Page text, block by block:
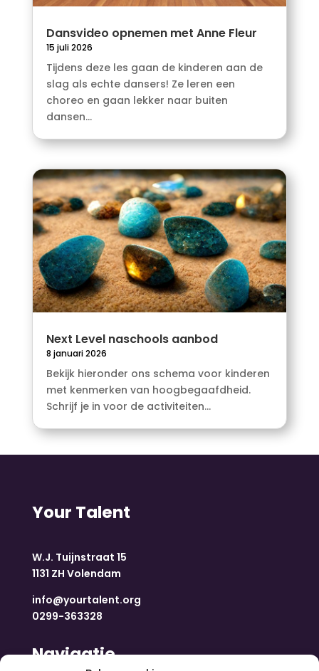
Dansvideo opnemen met Anne Fleur
15 juli 2026
Tijdens deze les gaan de kinderen aan de
slag als echte dansers! Ze leren een
choreo en gaan lekker naar buiten
dansen...
Next Level naschools aanbod
8 januari 2026
Bekijk hieronder ons schema voor kinderen
met kenmerken van hoogbegaafdheid.
Schrijf je in voor de activiteiten...
Your Talent
W.J. Tuijnstraat 15
1131 ZH Volendam
info@yourtalent.org
0299-363328
Navigatie